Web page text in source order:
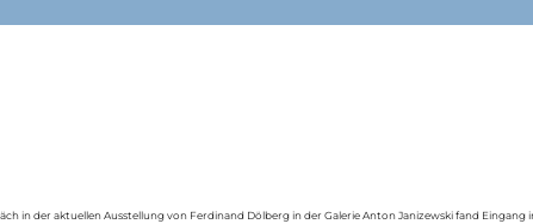
in der aktuellen Ausstellung von Ferdinand Dölberg in der Galerie Anton Janizewski fand Eingang